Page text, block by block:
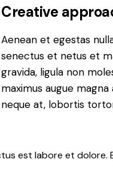
Creative
Aenean et egestas
senectus et netus et
gravida, ligula non
maximus augue
neque at, lobortis
est labore et dolore.